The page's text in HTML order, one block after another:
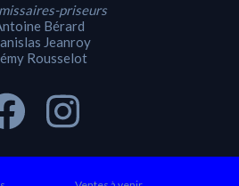
priseurs
Bérard
Jeanroy
Rousselot